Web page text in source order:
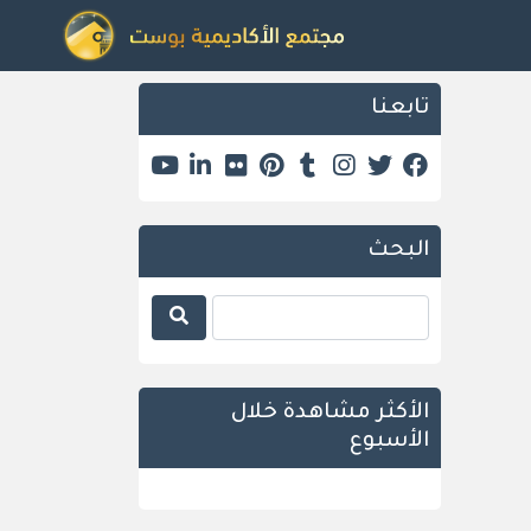
تابعنا
البحث
الأكثر مشاهدة خلال
الأسبوع